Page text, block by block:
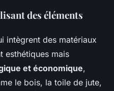
des éléments
intègrent des matériaux
esthétiques mais
et économique,
le bois, la toile de jute,